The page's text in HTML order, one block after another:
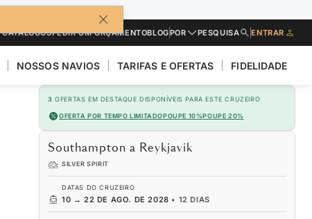
CATÁLOGOSPEDIR UM ORÇAMENTOBLOGPOR PESQUISA ENTRAR
NOSSOS NAVIOS TARIFAS E OFERTAS FIDELIDADE
3 OFERTAS EM DESTAQUE DISPONÍVEIS PARA ESTE CRUZEIRO
OFERTA POR TEMPO LIMITADOPOUPE 10%POUPE 20%
Southampton a Reykjavik
SILVER SPIRIT
DATAS DO CRUZEIRO
10 → 22 DE AGO. DE 2028 • 12 DIAS